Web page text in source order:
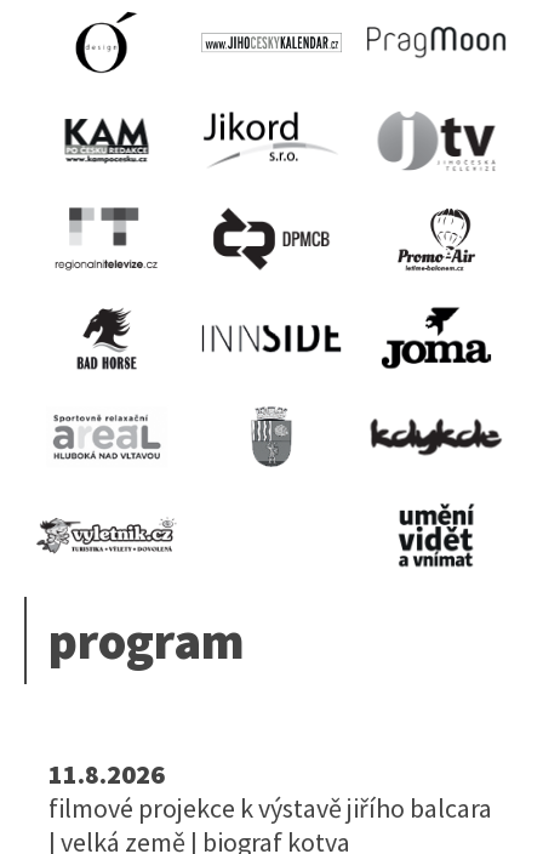
program
11.8.2026
filmové projekce k výstavě jiřího balcara
| velká země | biograf kotva